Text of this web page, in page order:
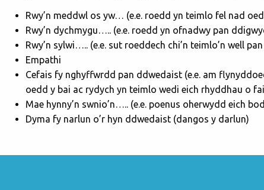
Rwy’n meddwl os yw… (e.e. roedd yn teimlo fel nad
Rwy’n dychmygu….. (e.e. roedd yn ofnadwy pan
Rwy’n sylwi….. (e.e. sut roeddech chi’n teimlo’n well
Empathi
Cefais fy nghyffwrdd pan ddwedaist (e.e. am
oedd y bai ac rydych yn teimlo wedi eich rhyddhau o
Mae hynny’n swnio’n….. (e.e. poenus oherwydd eich
Dyma fy narlun o’r hyn ddwedaist (dangos y darlun)